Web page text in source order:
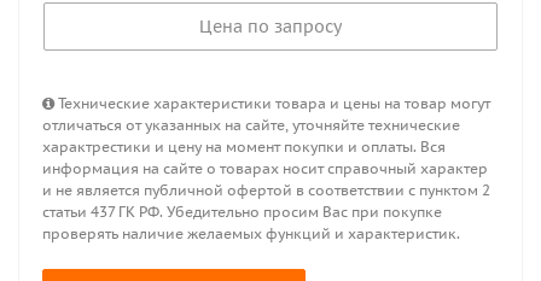
Цена по запросу
Технические характеристики товара и цены на товар могут
отличаться от указанных на сайте, уточняйте технические
характрестики и цену на момент покупки и оплаты. Вся
информация на сайте о товарах носит справочный характер
и не является публичной офертой в соответствии с пунктом 2
статьи 437 ГК РФ. Убедительно просим Вас при покупке
проверять наличие желаемых функций и характеристик.